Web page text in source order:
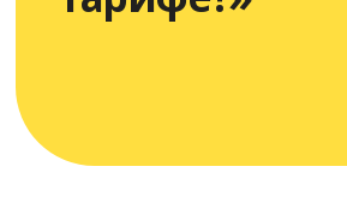
поездки и знают нюансы